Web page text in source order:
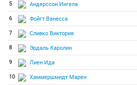
5 Андерссон Ингела
6 Фойгт Ванесса
7 Сливко Виктория
8 Эрдаль Каролин
9 Лиен Ида
10 Хаммершмидт Марен